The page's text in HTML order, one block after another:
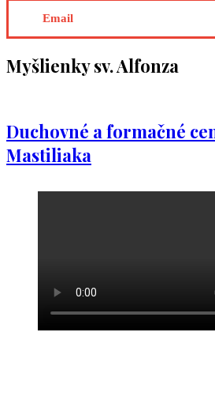
Email
Myšlienky sv. Alfonza
Duchovné a formačné
Mastiliaka